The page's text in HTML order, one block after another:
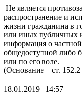
Не является
распространение и
жизни гражданина в
или иных публичных
информация о
общедоступной либо
или по его воле.
(Основание – ст.
18.01.2019 14:57